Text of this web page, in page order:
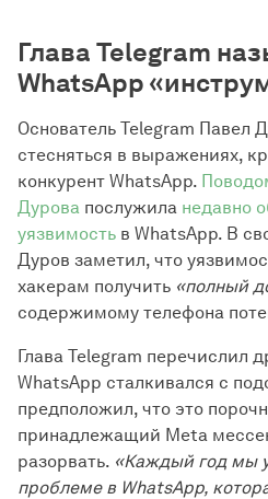
Глава Telegram
WhatsApp
Основатель Telegram Павел
стесняться в выражениях,
конкурент WhatsApp.
Дурова послужила недавно
уязвимость в WhatsApp. В
Дуров заметил, что
хакерам получить «полный
содержимому телефона
Глава Telegram перечислил
WhatsApp сталкивался с
предположил, что это
принадлежащий Meta
разорвать. «Каждый год мы
проблеме в WhatsApp,